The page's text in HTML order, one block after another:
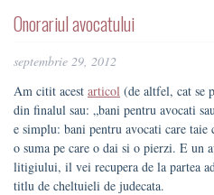
Onorariul avocatului
septembrie 29, 2012
Am citit acest articol (de altfel, cat se
din finalul sau: „bani pentru avocati
e simplu: bani pentru avocati care
o suma pe care o dai si o pierzi. E un
litigiului, il vei recupera de la partea
titlu de cheltuieli de judecata.